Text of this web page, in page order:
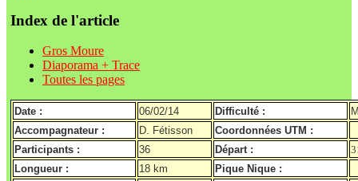
Index de l'article
Gros Moure
Diaporama + Trace
Toutes les pages
Date : 06/02/14 Difficulté :
Accompagnateur :
D. Fétisson
Coordonnées UTM :
Participants :
36 Départ :
Longueur :
18 km
Pique Nique :